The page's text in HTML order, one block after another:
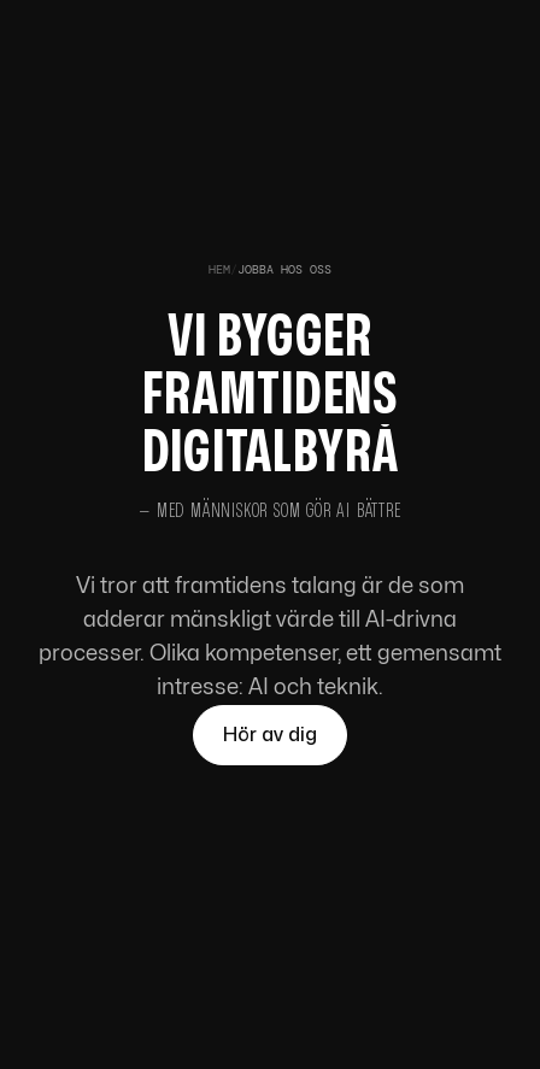
HEM JOBBA HOS OSS
VI BYGGER
FRAMTIDENS
DIGITALBYRÅ
— MED MÄNNISKOR SOM GÖR AI BÄTTRE
Vi tror att framtidens talang är de som
adderar mänskligt värde till AI-drivna
processer. Olika kompetenser, ett gemensamt
intresse: AI och teknik.
Hör av dig